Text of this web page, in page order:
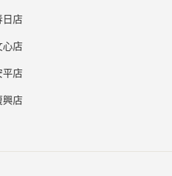
日店
心店
平店
興店